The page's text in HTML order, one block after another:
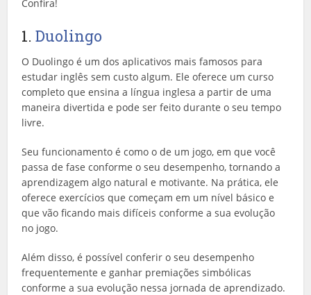
Confira!
1.Duolingo
O Duolingo é um dos aplicativos mais famosos para
estudar inglês sem custo algum. Ele oferece um curso
completo que ensina a língua inglesa a partir de uma
maneira divertida e pode ser feito durante o seu tempo
livre.
Seu funcionamento é como o de um jogo, em que você
passa de fase conforme o seu desempenho, tornando a
aprendizagem algo natural e motivante. Na prática, ele
oferece exercícios que começam em um nível básico e
que vão ficando mais difíceis conforme a sua evolução
no jogo.
Além disso, é possível conferir o seu desempenho
frequentemente e ganhar premiações simbólicas
conforme a sua evolução nessa jornada de aprendizado.